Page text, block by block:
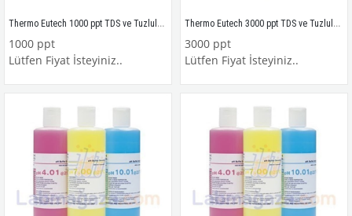
Thermo Eutech 1000 ppt TDS ve Tuzluluk Tampon Çözeltisi 3 yıl ömürlü, 480 ml.
1000 ppt
Lütfen Fiyat İsteyiniz..
Thermo Eutech 3000 ppt TDS ve Tuzluluk Tampon Çözeltisi 3 yıl ömürlü, 480 ml.
3000 ppt
Lütfen Fiyat İsteyiniz..